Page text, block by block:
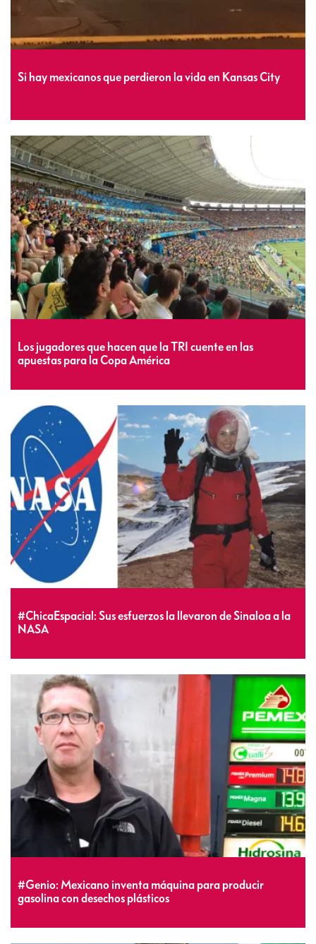
Si hay mexicanos que perdieron la vida en Kansas City
Los jugadores que hacen que la TRI cuente en las
apuestas para la Copa América
#ChicaEspacial: Sus esfuerzos la llevaron de Sinaloa a la
NASA
#Genio: Mexicano inventa máquina para producir
gasolina con desechos plásticos